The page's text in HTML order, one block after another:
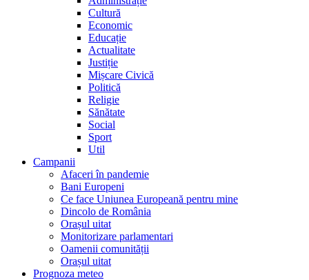
Cultură
Economic
Educație
Actualitate
Justiție
Mișcare Civică
Politică
Religie
Sănătate
Social
Sport
Util
Campanii
Afaceri în pandemie
Bani Europeni
Ce face Uniunea Europeană pentru mine
Dincolo de România
Orașul uitat
Monitorizare parlamentari
Oamenii comunității
Orașul uitat
Prognoza meteo